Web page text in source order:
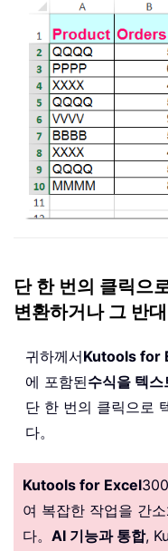
단 한 번의 클릭으
변환하거나 그 반
귀하께서Kutools for
에 포함된수식을 텍
단 한 번의 클릭으로
다。
Kutools for Excel
여 복잡한 작업을 간
다。 AI 기능과 통합,